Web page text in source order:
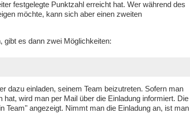
festgelegte Punktzahl erreicht hat. Wer während des
möchte, kann sich aber einen zweiten
gibt es dann zwei Möglichkeiten:
dazu einladen, seinem Team beizutreten. Sofern man
hat, wird man per Mail über die Einladung informiert. Die
Team" angezeigt. Nimmt man die Einladung an, ist man